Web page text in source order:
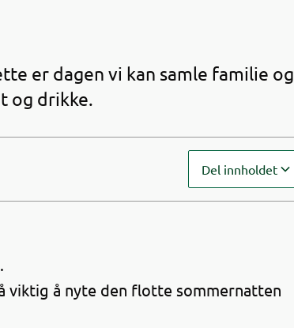
er dagen vi kan samle familie og
og drikke.
Del innholdet
viktig å nyte den flotte sommernatten